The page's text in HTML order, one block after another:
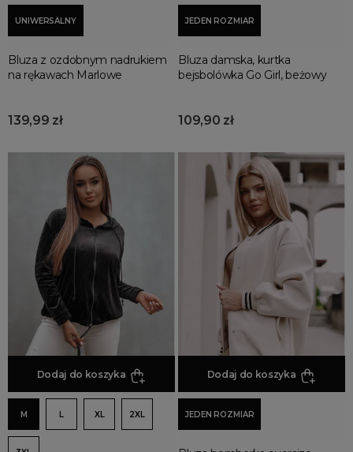
UNIWERSALNY
Bluza z ozdobnym nadrukiem
na rękawach Marlowe
139,99 zł
JEDEN ROZMIAR
Bluza damska, kurtka
bejsbolówka Go Girl, beżowy
109,90 zł
Dodaj do koszyka
M L XL 2XL
Dodaj do koszyka
JEDEN ROZMIAR